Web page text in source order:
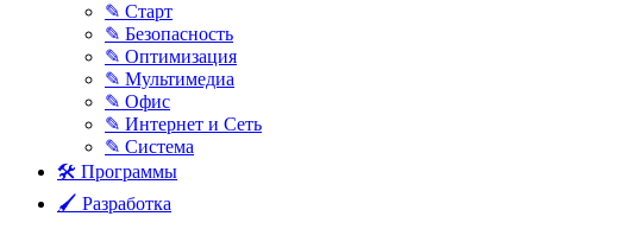
✎ Старт
✎ Безопасность
✎ Оптимизация
✎ Мультимедиа
✎ Офис
✎ Интернет и Сеть
✎ Система
🛠 Программы
🖌 Разработка